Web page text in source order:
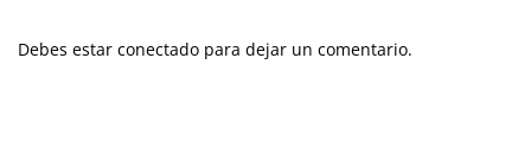
Debes estar conectado para dejar un comentario.